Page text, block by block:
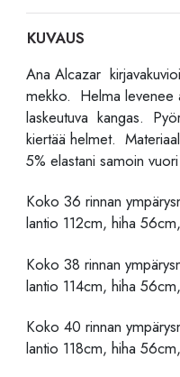
KUVAUS
Ana Alcazar
mekko. Helma levenee
laskeutuva kangas.
kiertää helmet.
5% elastani samoin
Koko 36 rinnan
lantio 112cm, hiha
Koko 38 rinnan
lantio 114cm, hiha
Koko 40 rinnan
lantio 118cm, hiha